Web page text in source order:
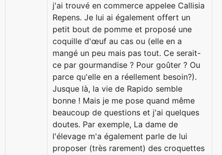
j'ai trouvé en commerce appelee Callisia
Repens. Je lui ai également offert un
petit bout de pomme et proposé une
coquille d'œuf au cas ou (elle en a
mangé un peu mais pas tout. Ce serait-
ce par gourmandise ? Pour goûter ? Ou
parce qu'elle en a réellement besoin?).
Jusque là, la vie de Rapido semble
bonne ! Mais je me pose quand même
beaucoup de questions et j'ai quelques
doutes. Par exemple, La dame de
l'élevage m'a également parle de lui
proposer (très rarement) des croquettes